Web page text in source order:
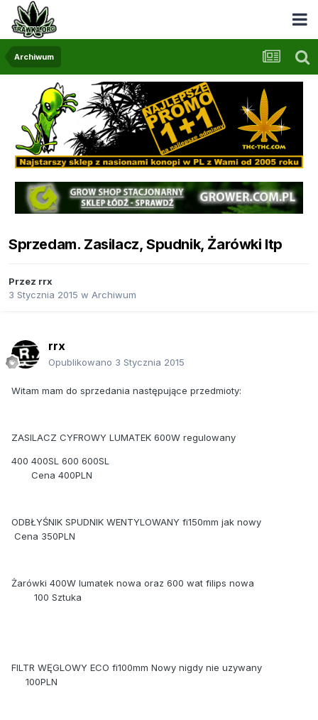
Archiwum
Sprzedam. Zasilacz, Spudnik, Żarówki Itp
Przez rrx
3 Stycznia 2015 w Archiwum
rrx
Opublikowano 3 Stycznia 2015
Witam mam do sprzedania następujące przedmioty:
ZASILACZ CYFROWY LUMATEK 600W regulowany
400 400SL 600 600SL
Cena 400PLN
ODBŁYŚNIK SPUDNIK WENTYLOWANY fi150mm jak nowy
Cena 350PLN
Żarówki 400W lumatek nowa oraz 600 wat filips nowa
100 Sztuka
FILTR WĘGLOWY ECO fi100mm Nowy nigdy nie uzywany
100PLN